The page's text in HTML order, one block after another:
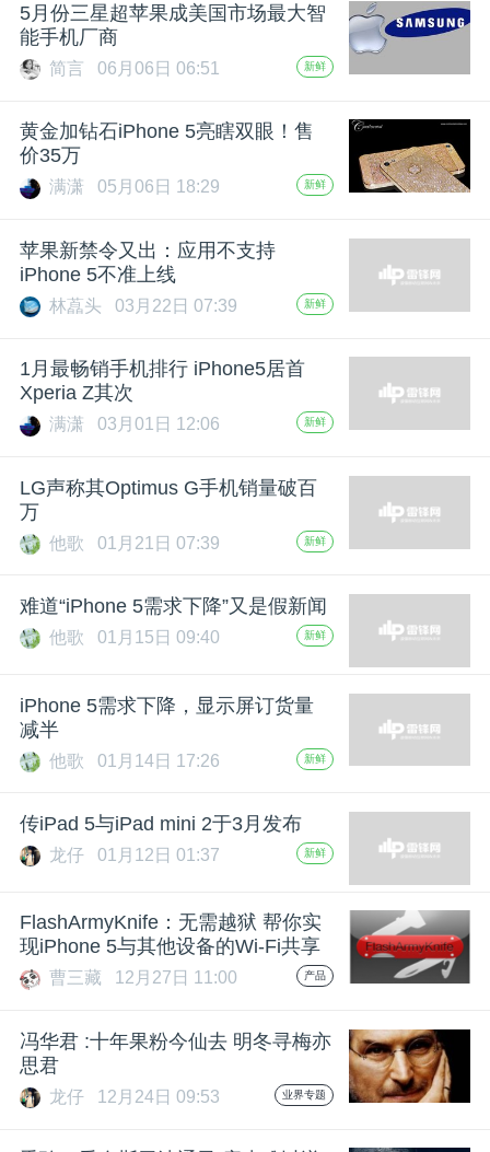
心
GAIR
专
爱
机
5月份三星超苹果成美国市场最大智
能手机厂商
简言 06月06日 06:51 新鲜
黄金加钻石iPhone 5亮瞎双眼！售
价35万
满潇 05月06日 18:29 新鲜
苹果新禁令又出：应用不支持
iPhone 5不准上线
林藠头 03月22日 07:39 新鲜
1月最畅销手机排行 iPhone5居首
Xperia Z其次
满潇 03月01日 12:06 新鲜
LG声称其Optimus G手机销量破百
万
他歌 01月21日 07:39 新鲜
难道“iPhone 5需求下降”又是假新闻
他歌 01月15日 09:40 新鲜
iPhone 5需求下降，显示屏订货量
减半
他歌 01月14日 17:26 新鲜
传iPad 5与iPad mini 2于3月发布
龙仔 01月12日 01:37 新鲜
FlashArmyKnife：无需越狱 帮你实
现iPhone 5与其他设备的Wi-Fi共享
曹三藏 12月27日 11:00 产品
冯华君 :十年果粉今仙去 明冬寻梅亦
思君
龙仔 12月24日 09:53 业界专题